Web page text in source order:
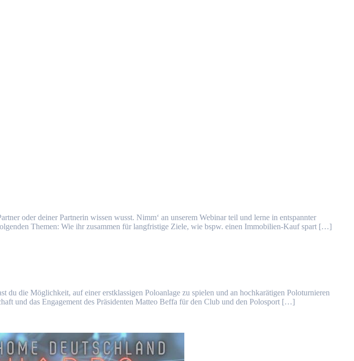
oder deiner Partnerin wissen wusst. Nimm‘ an unserem Webinar teil und lerne in entspannter
Themen: Wie ihr zusammen für langfristige Ziele, wie bspw. einen Immobilien-Kauf spart […]
die Möglichkeit, auf einer erstklassigen Poloanlage zu spielen und an hochkarätigen Poloturnieren
und das Engagement des Präsidenten Matteo Beffa für den Club und den Polosport […]